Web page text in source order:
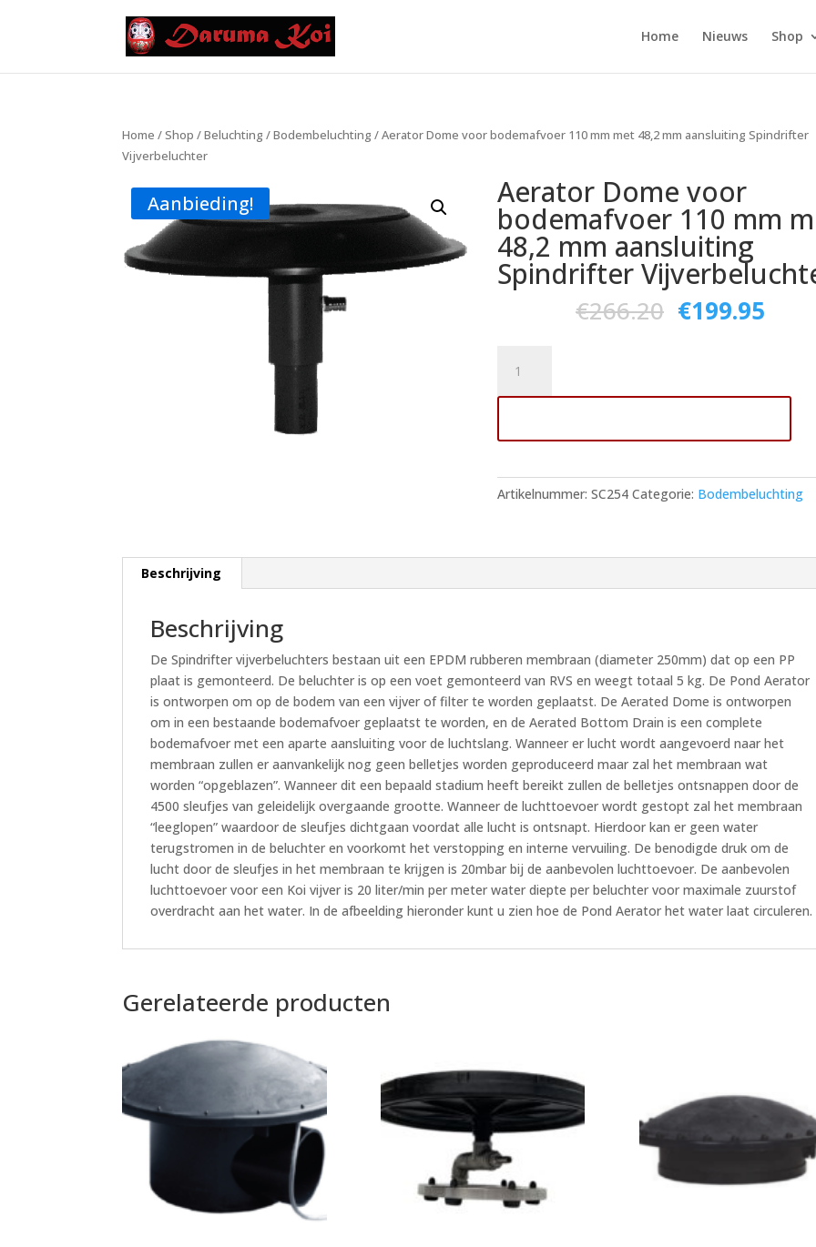
Home Nieuws Shop
Home /Shop /Beluchting /Bodembeluchting / Aerator Dome voor bodemafvoer 110 mm met 48,2 mm aansluiting Spindrifter
Vijverbeluchter
Aanbieding! Aerator Dome voor
bodemafvoer 110 mm
48,2 mm aansluiting
Spindrifter
€266.20 €199.95
Dome
voor
110
met
48,2
Vijverbeluchter
Artikelnummer:SC254 Categorie: Bodembeluchting
Beschrijving
Beschrijving
De Spindrifter vijverbeluchters bestaan uit een EPDM rubberen membraan (diameter 250mm) dat op een PP
plaat is gemonteerd. De beluchter is op een voet gemonteerd van RVS en weegt totaal 5 kg. De Pond Aerator
is ontworpen om op de bodem van een vijver of filter te worden geplaatst. De Aerated Dome is ontworpen
om in een bestaande bodemafvoer geplaatst te worden, en de Aerated Bottom Drain is een complete
bodemafvoer met een aparte aansluiting voor de luchtslang. Wanneer er lucht wordt aangevoerd naar het
membraan zullen er aanvankelijk nog geen belletjes worden geproduceerd maar zal het membraan wat
worden “opgeblazen”. Wanneer dit een bepaald stadium heeft bereikt zullen de belletjes ontsnappen door de
4500 sleufjes van geleidelijk overgaande grootte. Wanneer de luchttoevoer wordt gestopt zal het membraan
“leeglopen” waardoor de sleufjes dichtgaan voordat alle lucht is ontsnapt. Hierdoor kan er geen water
terugstromen in de beluchter en voorkomt het verstopping en interne vervuiling. De benodigde druk om de
lucht door de sleufjes in het membraan te krijgen is 20mbar bij de aanbevolen luchttoevoer. De aanbevolen
luchttoevoer voor een Koi vijver is 20 liter/min per meter water diepte per beluchter voor maximale zuurstof
overdracht aan het water. In de afbeelding hieronder kunt u zien hoe de Pond Aerator het water laat circuleren.
Gerelateerde producten